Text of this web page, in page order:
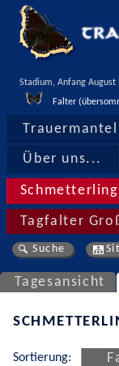
Stadium, Anfang August
Falter
Trauermantel
Über uns...
Tagfalter
Suche
Tagesansicht
Sortierung: